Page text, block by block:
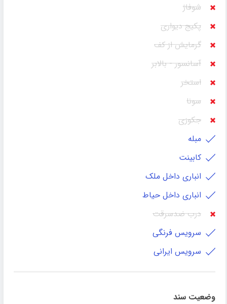
شوفاژ
پکیج دیواری
گرمایش از کف
آسانسور - بالابر
استخر
سونا
جکوزی
مبله
کابينت
انباری داخل ملک
انباری داخل حیاط
درب ضدسرقت
سرویس فرنگی
سرویس ایرانی
وضعیت سند